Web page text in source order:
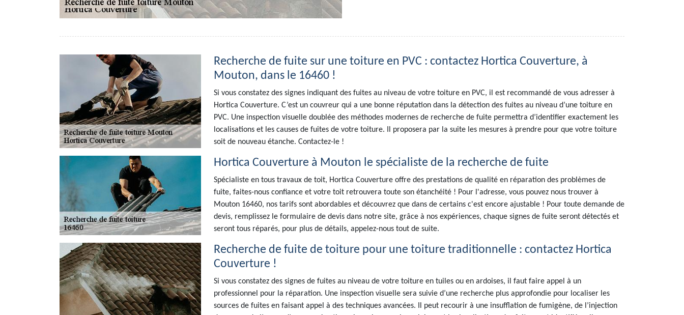
Recherche de fuite sur une toiture en PVC : contactez Hortica Couverture, à
Mouton, dans le 16460 !
Si vous constatez des signes indiquant des fuites au niveau de votre toiture en PVC, il est recommandé de vous adresser à
Hortica Couverture. C’est un couvreur qui a une bonne réputation dans la détection des fuites au niveau d’une toiture en
PVC. Une inspection visuelle doublée des méthodes modernes de recherche de fuite permettra d’identifier exactement les
localisations et les causes de fuites de votre toiture. Il proposera par la suite les mesures à prendre pour que votre toiture
soit de nouveau étanche. Contactez-le !
Hortica Couverture à Mouton le spécialiste de la recherche de fuite
Spécialiste en tous travaux de toit, Hortica Couverture offre des prestations de qualité en réparation des problèmes de
fuite, faites-nous confiance et votre toit retrouvera toute son étanchéité ! Pour l'adresse, vous pouvez nous trouver à
Mouton 16460, nos tarifs sont abordables et découvrez que dans de certains c'est encore ajustable ! Pour toute demande de
devis, remplissez le formulaire de devis dans notre site, grâce à nos expériences, chaque signes de fuite seront détectés et
seront tous réparés, pour plus de détails, appelez-nous tout de suite.
Recherche de fuite de toiture pour une toiture traditionnelle : contactez Hortica
Couverture !
Si vous constatez des signes de fuites au niveau de votre toiture en tuiles ou en ardoises, il faut faire appel à un
professionnel pour la réparation. Une inspection visuelle sera suivie d’une recherche plus approfondie pour localiser les
sources de fuites en faisant appel à des techniques avancées. Il peut recourir à une insufflation de fumigène, de l’injection